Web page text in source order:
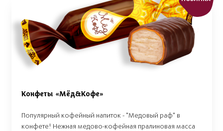
Конфеты «Мёд&Кофе»
Популярный кофейный напиток - "Медовый раф" в
конфете! Нежная медово-кофейная пралиновая масса